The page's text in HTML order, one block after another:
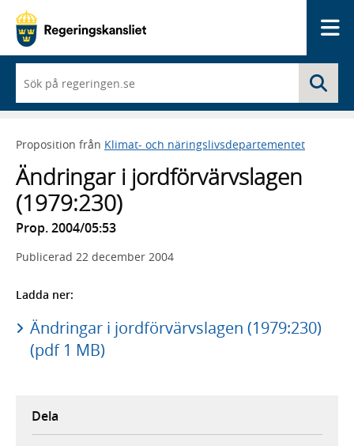
du
börjar
skriva
framträder
en
lista
med
sökförslag
Proposition från Klimat- och näringslivsdepartementet
Ändringar i jordförvärvslagen
(1979:230)
Prop. 2004/05:53
Publicerad 22 december 2004
Ladda ner:
Ändringar i jordförvärvslagen (1979:230)
(pdf 1 MB)
Dela